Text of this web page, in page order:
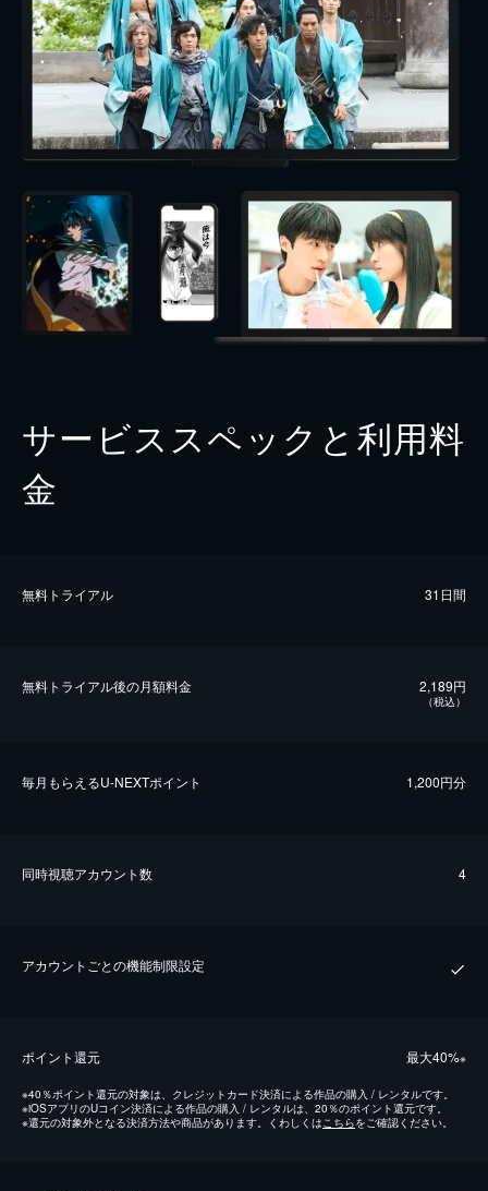
サービススペックと利用料
金
無料トライアル 31日間
無料トライアル後の⽉額料金 2,189円
（税込）
毎⽉もらえるU-NEXTポイント 1,200円分
同時視聴アカウント数 4
アカウントごとの機能制限設定
ポイント還元 最⼤40%※
※40％ポイント還元の対象は、クレジットカード決済による作品の購入 / レンタルです。
※iOSアプリのUコイン決済による作品の購入 / レンタルは、20％のポイント還元です。
※還元の対象外となる決済方法や商品があります。くわしくはこちらをご確認ください。